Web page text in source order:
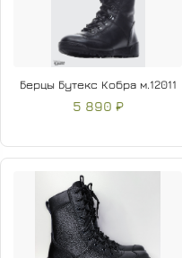
Берцы Бутекс Кобра м.12011
5 890 ₽